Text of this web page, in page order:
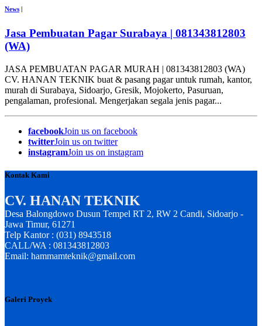
News
Jasa Pembuatan Pagar Surabaya | 081343812803
(WA)
JASA PEMBUATAN PAGAR MURAH | 081343812803 (WA)
CV. HANAN TEKNIK buat & pasang pagar untuk rumah, kantor,
murah di Surabaya, Sidoarjo, Gresik, Mojokerto, Pasuruan,
pengalaman, profesional. Mengerjakan segala jenis pagar...
facebookJoin us on facebook
twitterJoin us on twitter
instagramJoin us on instagram
Kontak Kami
CV. HANAN TEKNIK
Desa Balongdowo Dusun Tempel RT 2, RW 2 Candi, Sidoarjo -
Jawa Timur, 61271
Telp Kantor : (031) 8943518
CALL/WA : 081343812803
Email: hammamteknik@gmail.com
Galeri Proyek